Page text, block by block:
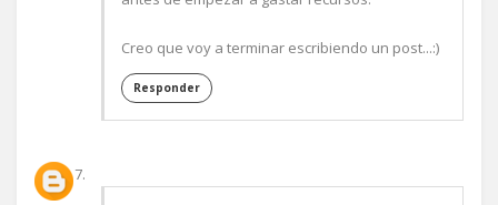
Creo que voy a terminar escribiendo un post...:)
Responder